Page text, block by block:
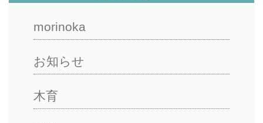
morinoka
お知らせ
木育